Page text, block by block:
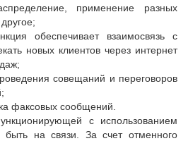
применение разных
обеспечивает взаимосвязь с
новых клиентов через интернет
совещаний и переговоров
факсовых сообщений.
с использованием
быть на связи. За счет отменного